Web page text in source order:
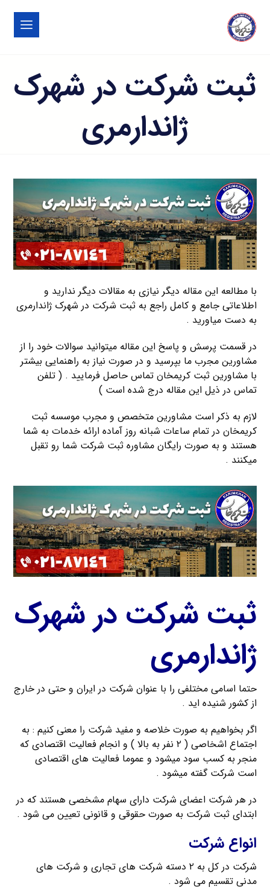
ثبت شرکت در شهرک
ژاندارمری
با مطالعه این مقاله دیگر نیازی به مقالات دیگر ندارید و
اطلاعاتی جامع و کامل راجع به ثبت شرکت در شهرک ژاندارمری
به دست میاورید .
در قسمت پرسش و پاسخ این مقاله میتوانید سوالات خود را از
مشاورین مجرب ما بپرسید و در صورت نیاز به راهنمایی بیشتر
با مشاورین ثبت کریمخان تماس حاصل فرمایید . ( تلفن
تماس در ذیل این مقاله درج شده است )
لازم به ذکر است مشاورین متخصص و مجرب موسسه ثبت
کریمخان در تمام ساعات شبانه روز آماده ارائه خدمات به شما
هستند و به صورت رایگان مشاوره ثبت شرکت شما رو تقبل
میکنند .
ثبت شرکت در شهرک
ژاندارمری
حتما اسامی مختلفی را با عنوان شرکت در ایران و حتی در خارج
از کشور شنیده اید .
اگر بخواهیم به صورت خلاصه و مفید شرکت را معنی کنیم : به
اجتماع اشخاصی ( ۲ نفر به بالا ) و انجام فعالیت اقتصادی که
منجر به کسب سود میشود و عموما فعالیت های اقتصادی
است شرکت گفته میشود .
در هر شرکت اعضای شرکت دارای سهام مشخصی هستند که در
ابتدای ثبت شرکت به صورت حقوقی و قانونی تعیین می شود .
انواع شرکت
شرکت در کل به ۲ دسته شرکت های تجاری و شرکت های
مدنی تقسیم می شود .